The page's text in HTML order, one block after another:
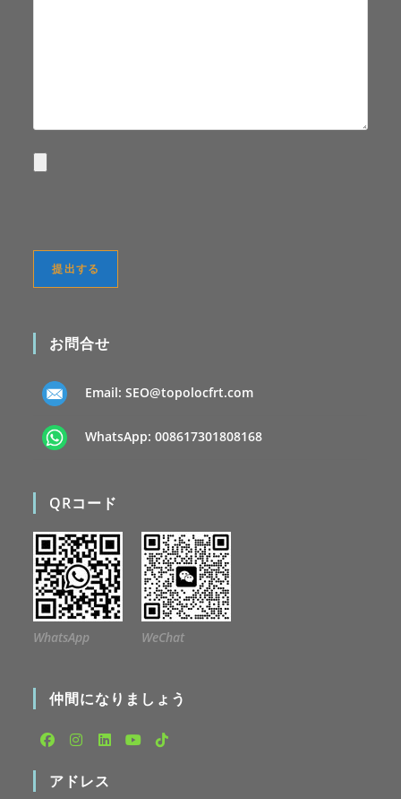
お問合せ
Email:SEO@topolocfrt.com
WhatsApp:008617301808168
QRコード
WhatsApp WeChat
仲間になりましょう
in
in
アドレス